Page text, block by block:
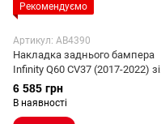
Рекомендуємо
Артикул: AB4390
Накладка заднього бампера
Infinity Q60 CV37 (2017-2022) зі
стоп сигналом
6 585 грн
В наявності